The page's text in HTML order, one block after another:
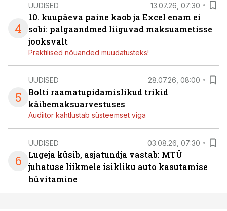
4
UUDISED 13.07.26, 07:30
10. kuupäeva paine kaob ja Excel enam ei
sobi: palgaandmed liiguvad maksuametisse
jooksvalt
Praktilised nõuanded muudatusteks!
5
UUDISED 28.07.26, 08:00
Bolti raamatupidamislikud trikid
käibemaksuarvestuses
Audiitor kahtlustab süsteemset viga
6
UUDISED 03.08.26, 07:30
Lugeja küsib, asjatundja vastab: MTÜ
juhatuse liikmele isikliku auto kasutamise
hüvitamine